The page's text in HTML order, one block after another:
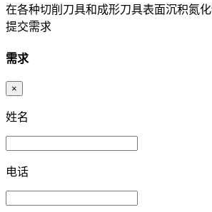
在各种切削刀具和成形刀具表面沉积氮
提交需求
需求
×
姓名
电话